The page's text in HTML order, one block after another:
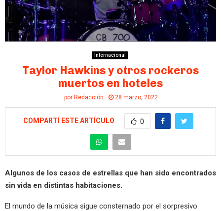
Internacional
Taylor Hawkins y otros rockeros
muertos en hoteles
por Redacción 28 marzo, 2022
COMPARTÍ ESTE ARTÍCULO 0
Algunos de los casos de estrellas que han sido encontrados
sin vida en distintas habitaciones.
El mundo de la música sigue consternado por el sorpresivo